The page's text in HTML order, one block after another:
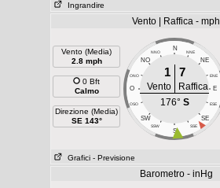
Ingrandire
Vento | Raffica - mph
Vento (Media)
2.8 mph
0 Bft
Calmo
Direzione (Media)
SE 143°
N
NNO NNE
NO NE
ONO ENE
O E
OSO ESE
SW SE
SSW SSE
S
1 7
Vento
Raffica
176° S
Grafici - Previsione
Barometro - inHg